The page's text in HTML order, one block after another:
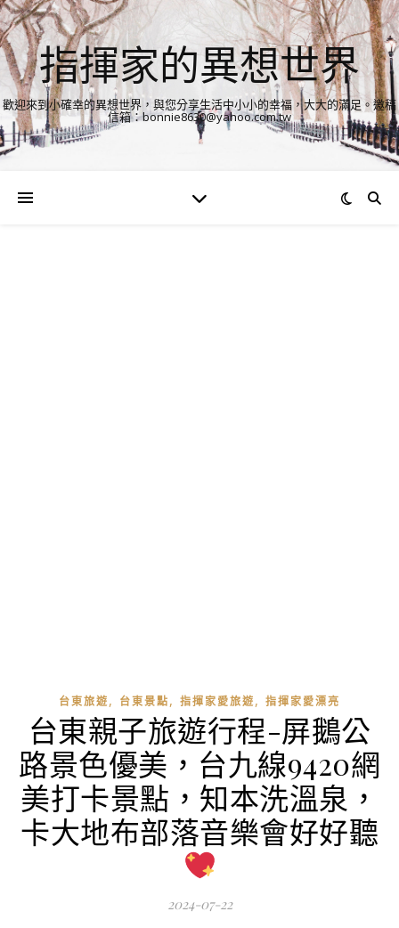
指揮家的異想世界
歡迎來到小確幸的異想世界，與您分享生活中小小的幸福，大大的滿足。邀稿
信箱：bonnie8630@yahoo.com.tw
台東旅遊, 台東景點, 指揮家愛旅遊, 指揮家愛漂亮
台東親子旅遊行程-屏鵝公
路景色優美，台九線9420網
美打卡景點，知本洗溫泉，
卡大地布部落音樂會好好聽
2024-07-22